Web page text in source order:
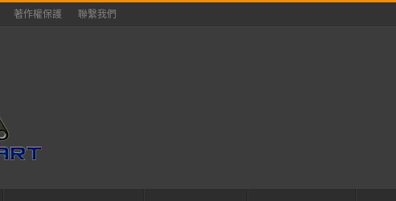
著作權保護 聯繫我們